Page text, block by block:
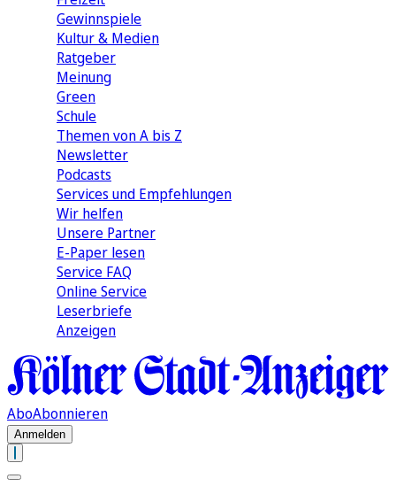
Gewinnspiele
Kultur & Medien
Ratgeber
Meinung
Green
Schule
Themen von A bis Z
Newsletter
Podcasts
Services und Empfehlungen
Wir helfen
Unsere Partner
E-Paper lesen
Service FAQ
Online Service
Leserbriefe
Anzeigen
AboAbonnieren
Anmelden